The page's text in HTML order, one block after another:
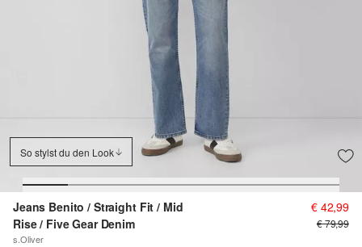
So stylst du den Look
Jeans Benito / Straight Fit / Mid
Rise / Five Gear Denim
s.Oliver
€ 42,99
€ 79,99